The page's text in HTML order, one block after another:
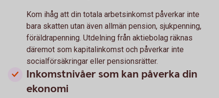
Kom ihåg att din totala arbetsinkomst påverkar inte
bara skatten utan även allmän pension, sjukpenning,
föräldrapenning. Utdelning från aktiebolag räknas
däremot som kapitalinkomst och påverkar inte
socialförsäkringar eller pensionsrätter.
Inkomstnivåer som kan påverka din
ekonomi